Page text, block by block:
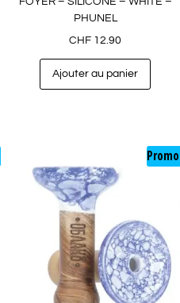
PHUNEL
CHF 12.90
Ajouter au panier